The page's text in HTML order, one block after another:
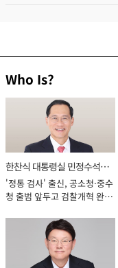
Who Is?
한찬식 대통령실 민정수석비
서관
'정통 검사' 출신, 공소청·중수
청 출범 앞두고 검찰개혁 완수